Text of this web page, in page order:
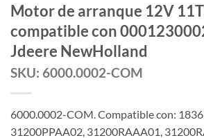
Motor de arranque 12V
compatible con
Jdeere NewHolland
SKU: 6000.0002-COM
6000.0002-COM. Compatible con:
31200PPAA02, 31200RAAA01,